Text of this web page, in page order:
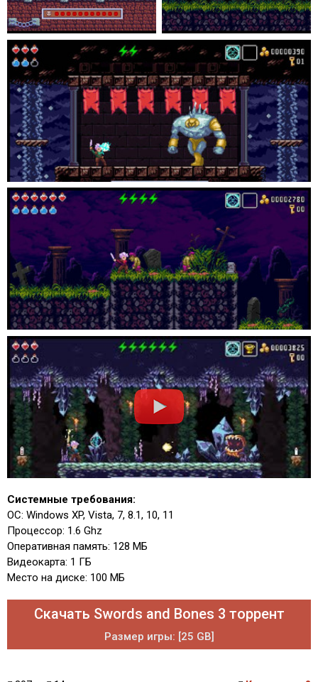
Системные требования:
ОС: Windows XP, Vista, 7, 8.1, 10, 11
Процессор: 1.6 Ghz
Оперативная память: 128 МБ
Видеокарта: 1 ГБ
Место на диске: 100 МБ
Скачать Swords and Bones 3 торрент
Размер игры: [25 GB]